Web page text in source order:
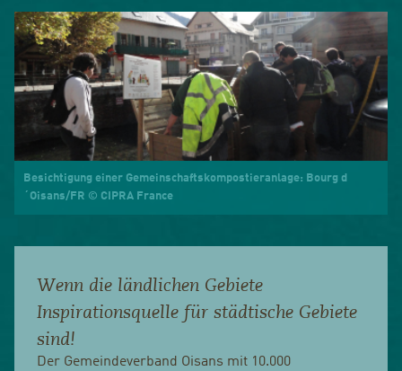
Besichtigung einer Gemeinschaftskompostieranlage: Bourg d
´Oisans/FR © CIPRA France
Wenn die ländlichen Gebiete
Inspirationsquelle für städtische Gebiete
sind!
Der Gemeindeverband Oisans mit 10.000